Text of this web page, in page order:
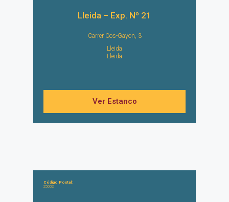
Lleida – Exp. Nº 21
Carrer Cos-Gayon, 3
Lleida
Lleida
Ver Estanco
Código Postal:
25002